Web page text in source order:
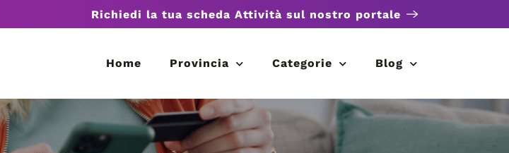
Richiedi la tua scheda Attività sul nostro portale
Home Provincia Categorie Blog